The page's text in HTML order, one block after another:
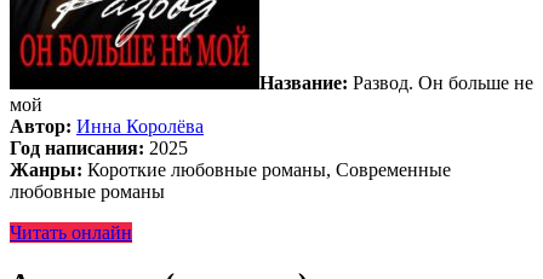
Название: Развод. Он больше не
мой
Автор: Инна Королёва
Год написания: 2025
Жанры: Короткие любовные романы, Современные
любовные романы
Читать онлайн